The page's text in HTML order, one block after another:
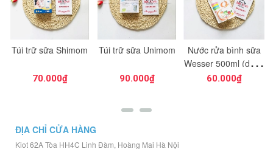
Túi trữ sữa Shimom
70.000₫
Túi trữ sữa Unimom
90.000₫
Nước rửa bình sữa
Wesser 500ml (dạng
túi)
60.000₫
ĐỊA CHỈ CỬA HÀNG
Kiot 62A Tòa HH4C Linh Đàm, Hoàng Mai Hà Nội